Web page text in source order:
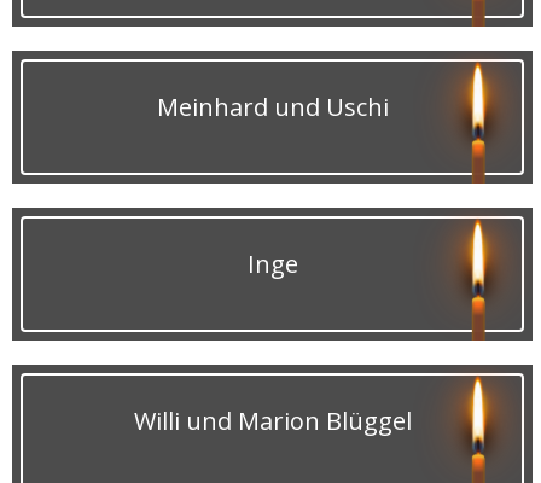
Meinhard und Uschi
Inge
Willi und Marion Blüggel